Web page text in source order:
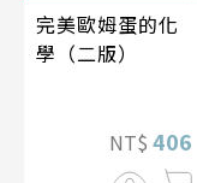
完美歐姆蛋的化
學（二版）
NT$ 406